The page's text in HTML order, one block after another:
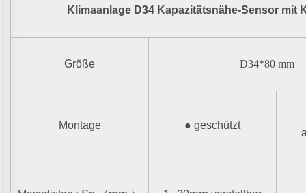
Klimaanlage D34 Kapazitätsnähe-Sensor mit
Größe D34*80 mm
Montage ● geschützt